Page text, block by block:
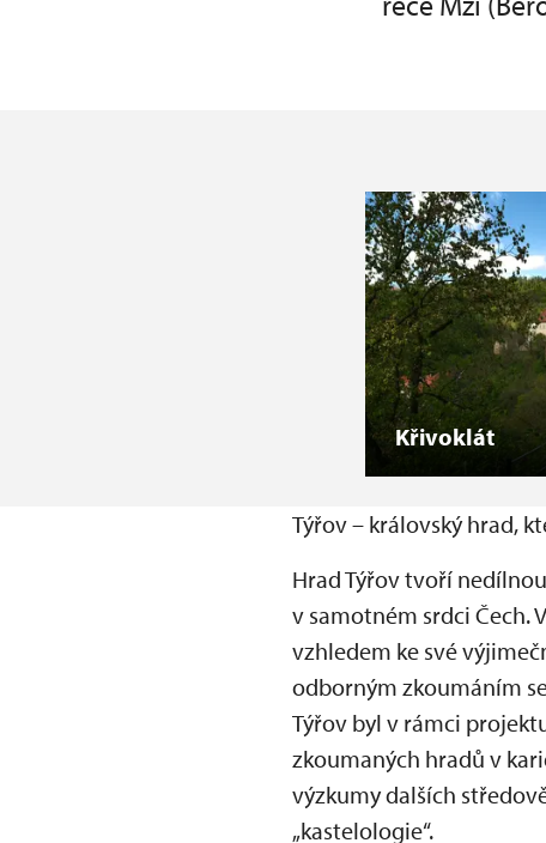
Křivoklát
Týřov – královský hrad,
Hrad Týřov tvoří
v samotném srdci Čech.
vzhledem ke své
odborným zkoumáním
Týřov byl v rámci
zkoumaných hradů v
výzkumy dalších
„kastelologie“.